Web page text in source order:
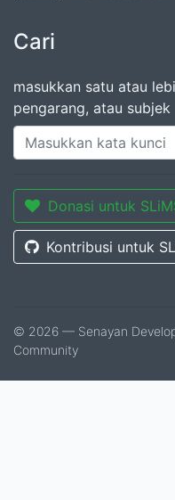
Cari
masukkan satu atau
pengarang, atau subjek
Donasi untuk
Kontribusi untuk
© 2026 — Senayan
Community